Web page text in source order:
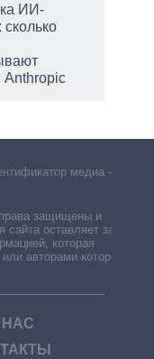
ИИ-
сколько
Anthropic
медиа –
защищены и
оставляет за
которая
авторами которой
НАС